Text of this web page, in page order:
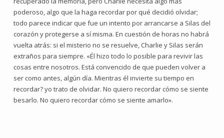
poderoso, algo que la haga recordar por qué decidió olvidar;
todo parece indicar que fue un intento por arrancarse a Silas del
corazón y protegerse a sí misma. En cuestión de horas no habrá
vuelta atrás: si el misterio no se resuelve, Charlie y Silas serán
extraños para siempre. «Él hizo todo lo posible para revivir las
cosas entre nosotros. Está convencido de que pueden volver a
ser como antes, algún día. Mientras él invierte su tiempo en
recordar? yo trato de olvidar. No quiero recordar cómo se siente
besarlo. No quiero recordar cómo se siente amarlo».